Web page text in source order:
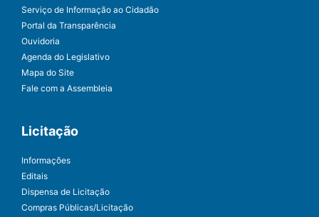
Serviço de Informação ao Cidadão
Portal da Transparência
Ouvidoria
Agenda do Legislativo
Mapa do Site
Fale com a Assembleia
Licitação
Informações
Editais
Dispensa de Licitação
Compras Públicas/Licitação